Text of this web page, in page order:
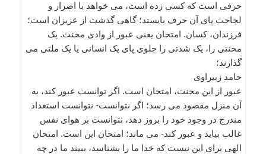
حرفی است که کسی زده است، می خواهد با اصرار و
لجاجت پای آن حرف بایستد؛ گاهی گذشت از عزیزان است؛
فرزندان، کسان. امتحان یعنی عبور از وادی محنت. یک
محنتی را، یک شدتی را جلوی پای یک انسانی یا یک ملتی می
گذارند؛
حامد زبیراوی
عبور از این محنت، امتحان است. اگر توانست عبور کند، به
آن منزل مقصود می رسد؛ اگر نتوانست- نتوانست استعداد
مندرج در وجود خود را بروز دهد، نتوانست بر هوای نفس
غالب بیاید و عبور کند- می ماند؛ امتحان این است. امتحان
الهی برای این نیست که خدا ما را بشناسد، ببیند ما در چه